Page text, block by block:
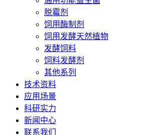
脱霉剂
饲用酶制剂
饲用发酵天然植物
发酵饲料
饲料发酵剂
其他系列
技术资料
应用场景
科研实力
新闻中心
联系我们